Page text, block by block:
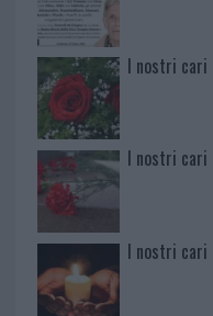
I nostri cari
I nostri cari
I nostri cari